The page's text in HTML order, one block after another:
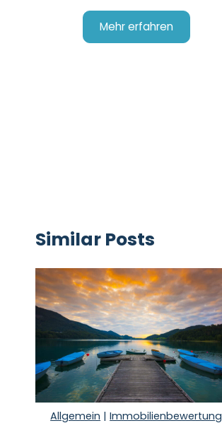
Mehr erfahren
Similar Posts
Allgemein |Immobilienbewertung